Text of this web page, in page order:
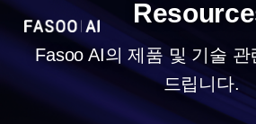
Fasoo AI의 제품 및 기술
드립니다.